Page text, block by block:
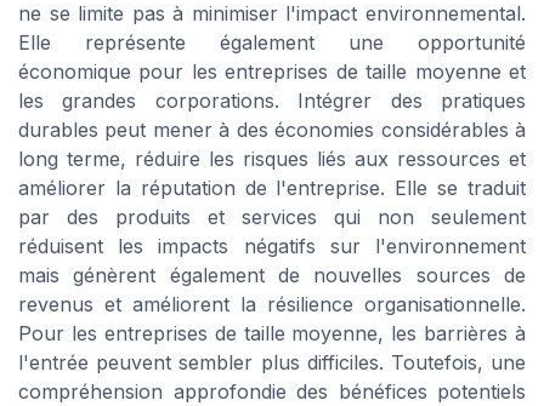
ne se limite pas à minimiser l'impact environnemental.
Elle représente également une opportunité
économique pour les entreprises de taille moyenne et
les grandes corporations. Intégrer des pratiques
durables peut mener à des économies considérables à
long terme, réduire les risques liés aux ressources et
améliorer la réputation de l'entreprise. Elle se traduit
par des produits et services qui non seulement
réduisent les impacts négatifs sur l'environnement
mais génèrent également de nouvelles sources de
revenus et améliorent la résilience organisationnelle.
Pour les entreprises de taille moyenne, les barrières à
l'entrée peuvent sembler plus difficiles. Toutefois, une
compréhension approfondie des bénéfices potentiels